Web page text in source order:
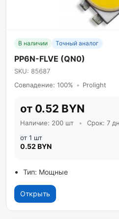
В наличии Точный аналог
PP6N-FLVE (QN0)
SKU: 85687
Совпадение: 100% • Prolight
от 0.52 BYN
Наличие: 200 шт • Срок: 7
от 1 шт
0.52 BYN
Тип: Мощные
Открыть